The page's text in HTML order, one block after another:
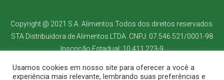
Copyright @ 2021 S.A. Alimentos Todos dos direitos reservados.
STA Distribuidora de Alimentos LTDA. CNPJ: 07.546.521/0001-98
Inscrição Estadual: 10.411.223-9
Usamos cookies em nosso site para oferecer a você a
experiência mais relevante, lembrando suas preferências e